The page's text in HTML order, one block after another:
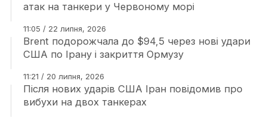
атак на танкери у Червоному морі
11:05 / 22 липня, 2026
Brent подорожчала до $94,5 через нові удари
США по Ірану і закриття Ормузу
11:21 / 20 липня, 2026
Після нових ударів США Іран повідомив про
вибухи на двох танкерах